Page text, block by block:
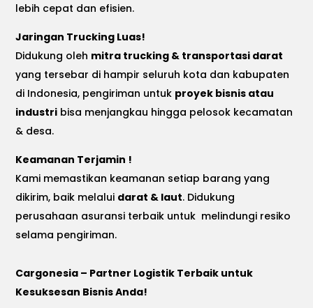
lebih cepat dan efisien.
Jaringan Trucking Luas!
Didukung oleh mitra trucking & transportasi darat
yang tersebar di hampir seluruh kota dan kabupaten
di Indonesia, pengiriman untuk proyek bisnis atau
industri bisa menjangkau hingga pelosok kecamatan
& desa.
Keamanan Terjamin !
Kami memastikan keamanan setiap barang yang
dikirim, baik melalui darat & laut. Didukung
perusahaan asuransi terbaik untuk melindungi resiko
selama pengiriman.
Cargonesia – Partner Logistik Terbaik untuk
Kesuksesan Bisnis Anda!